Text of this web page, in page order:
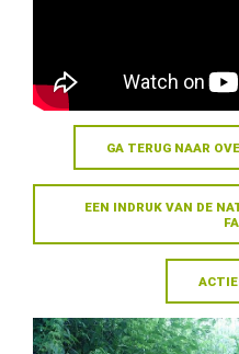
GA TERUG NAAR
EEN INDRUK VAN DE